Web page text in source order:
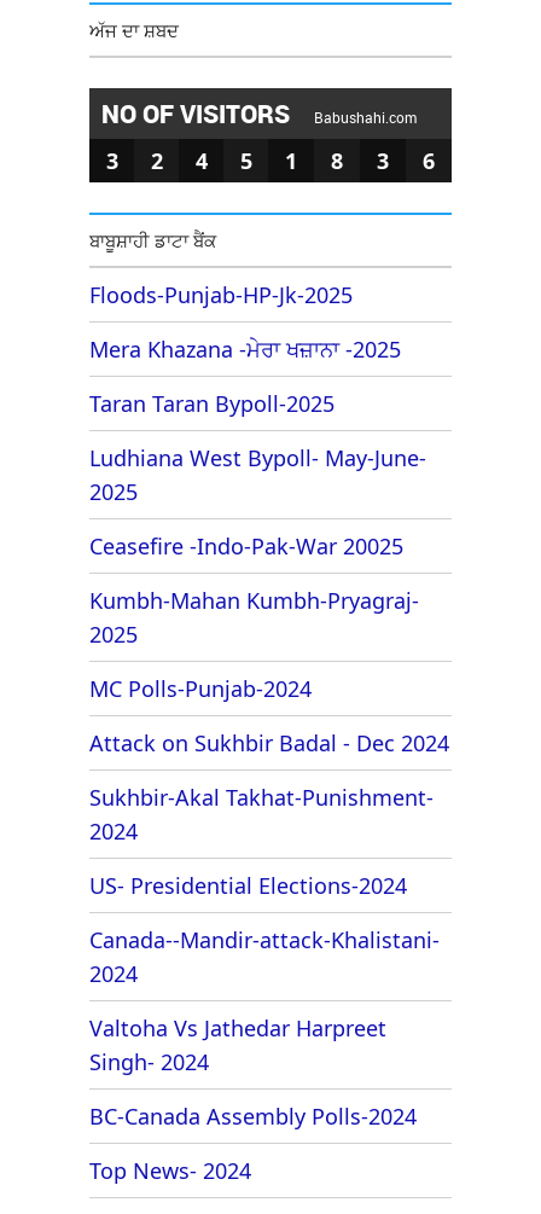
ਅੱਜ ਦਾ ਸ਼ਬਦ
NO OF VISITORS Babushahi.com
3 2 4 5 1 8 3 6
ਬਾਬੂਸ਼ਾਹੀ ਡਾਟਾ ਬੈਂਕ
Floods-Punjab-HP-Jk-2025
Mera Khazana -ਮੇਰਾ ਖਜ਼ਾਨਾ -2025
Taran Taran Bypoll-2025
Ludhiana West Bypoll- May-June-
2025
Ceasefire -Indo-Pak-War 20025
Kumbh-Mahan Kumbh-Pryagraj-
2025
MC Polls-Punjab-2024
Attack on Sukhbir Badal - Dec 2024
Sukhbir-Akal Takhat-Punishment-
2024
US- Presidential Elections-2024
Canada--Mandir-attack-Khalistani-
2024
Valtoha Vs Jathedar Harpreet
Singh- 2024
BC-Canada Assembly Polls-2024
Top News- 2024